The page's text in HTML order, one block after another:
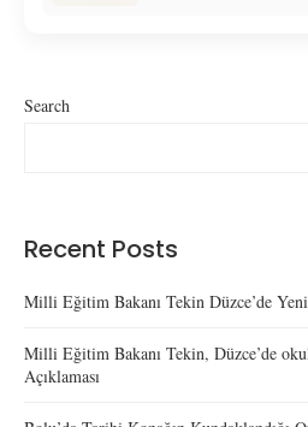
Search
Recent Posts
Milli Eğitim Bakanı Tekin Düzce’de Yeni
Milli Eğitim Bakanı Tekin, Düzce’de okul
Açıklaması